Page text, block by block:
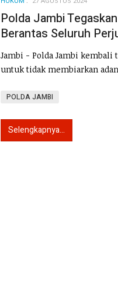
Polda Jambi
Berantas Seluruh
Jambi - Polda Jambi
untuk tidak membiarkan
POLDA JAMBI
Selengkapnya...